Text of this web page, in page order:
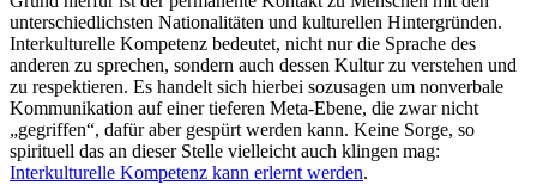
unterschiedlichsten Nationalitäten und kulturellen Hintergründen.
Interkulturelle Kompetenz bedeutet, nicht nur die Sprache des
anderen zu sprechen, sondern auch dessen Kultur zu verstehen und
zu respektieren. Es handelt sich hierbei sozusagen um nonverbale
Kommunikation auf einer tieferen Meta-Ebene, die zwar nicht
„gegriffen“, dafür aber gespürt werden kann. Keine Sorge, so
spirituell das an dieser Stelle vielleicht auch klingen mag:
Interkulturelle Kompetenz kann erlernt werden.